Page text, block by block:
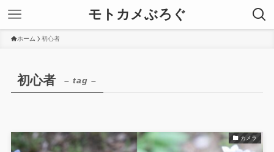
モトカメぶろぐ
ホーム 初心者
初心者 – tag –
カメラ